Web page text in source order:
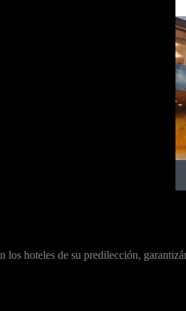
los hoteles de su predilección,